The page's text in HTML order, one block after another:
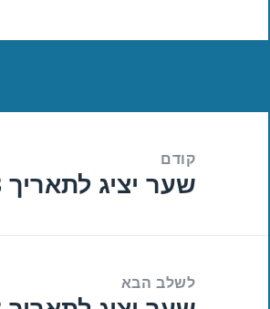
קודם
הפוסט
שער יציג לתאריך 07/11/2018
לשלב הבא